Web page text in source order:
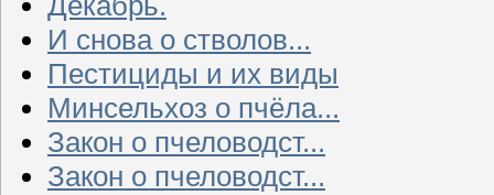
И снова о стволов...
Пестициды и их виды
Минсельхоз о пчёла...
Закон о пчеловодст...
Закон о пчеловодст...